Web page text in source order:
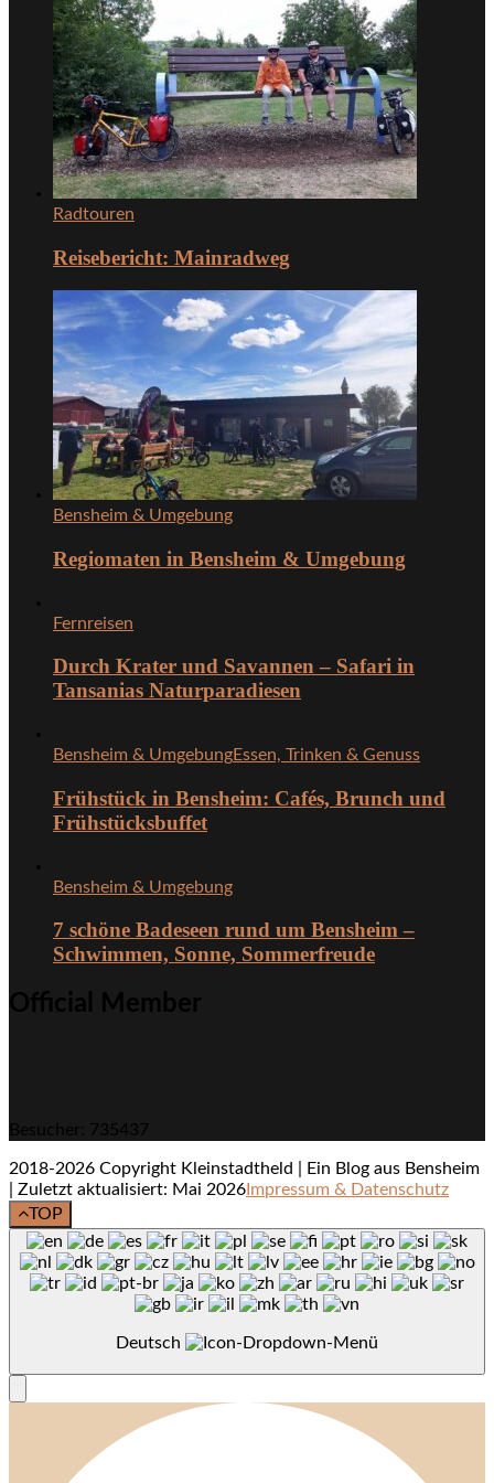
Radtouren
Reisebericht: Mainradweg
Bensheim & Umgebung
Regiomaten in Bensheim & Umgebung
Fernreisen
Durch Krater und Savannen – Safari in
Tansanias Naturparadiesen
Bensheim & UmgebungEssen, Trinken & Genuss
Frühstück in Bensheim: Cafés, Brunch und
Frühstücksbuffet
Bensheim & Umgebung
7 schöne Badeseen rund um Bensheim –
Schwimmen, Sonne, Sommerfreude
Official Member
Besucher: 735437
2018-2026 Copyright Kleinstadtheld | Ein Blog aus Bensheim
| Zuletzt aktualisiert: Mai 2026 Impressum & Datenschutz
TOP
Deutsch